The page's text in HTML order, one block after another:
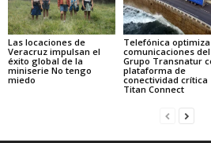
Las locaciones de
Veracruz impulsan el
éxito global de la
miniserie No tengo
miedo
Telefónica
comunicaciones del
Grupo Transnatur
plataforma de
conectividad crítica
Titan Connect